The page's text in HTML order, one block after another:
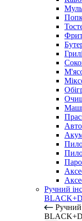
Грилі
Ручний
Ручний